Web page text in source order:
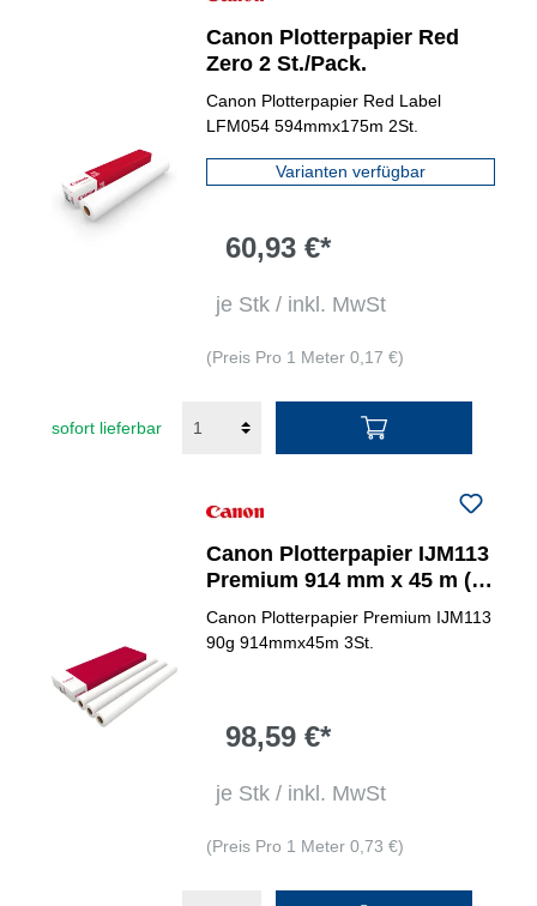
Canon Plotterpapier Red
Zero 2 St./Pack.
Canon Plotterpapier Red Label
LFM054 594mmx175m 2St.
Varianten verfügbar
60,93 €*
je Stk / inkl. MwSt
(Preis Pro 1 Meter 0,17 €)
sofort lieferbar
Canon Plotterpapier IJM113
Premium 914 mm x 45 m (B
x L) 3 St./Pack.
Canon Plotterpapier Premium IJM113
90g 914mmx45m 3St.
98,59 €*
je Stk / inkl. MwSt
(Preis Pro 1 Meter 0,73 €)